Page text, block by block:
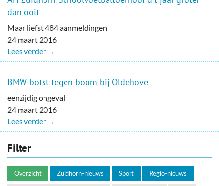
dan ooit
Maar liefst 484 aanmeldingen
24 maart 2016
Lees verder →
BMW botst tegen boom bij Oldehove
eenzijdig ongeval
24 maart 2016
Lees verder →
Filter
Overzicht Zuidhorn-nieuws Sport Regio-nieuws